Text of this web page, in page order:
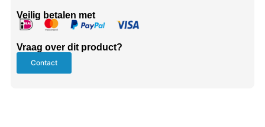
Veilig betalen met
Vraag over dit product?
Contact